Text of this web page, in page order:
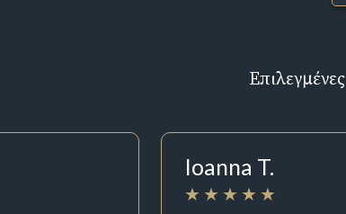
Επιλεγμένες
Ioanna T.